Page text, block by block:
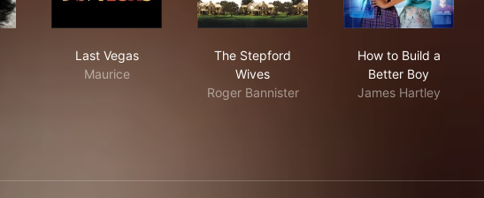
Last Vegas
Maurice
The Stepford
Wives
Roger Bannister
How to Build a
Better Boy
James Hartley